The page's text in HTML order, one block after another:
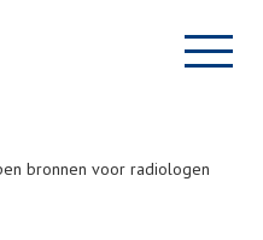
bronnen voor radiologen